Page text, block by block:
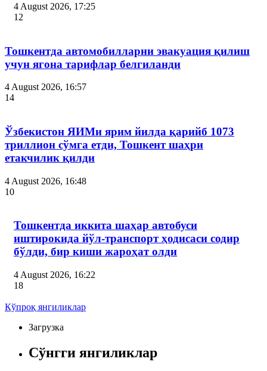
4 August 2026, 17:25
12
Тошкентда автомобилларни эвакуация қилиш
учун ягона тарифлар белгиланди
4 August 2026, 16:57
14
Ўзбекистон ЯИМи ярим йилда қарийб 1073
триллион сўмга етди, Тошкент шаҳри
етакчилик қилди
4 August 2026, 16:48
10
Тошкентда иккита шаҳар автобуси
иштирокида йўл-транспорт ҳодисаси содир
бўлди, бир киши жароҳат олди
4 August 2026, 16:22
18
Кўпроқ янгиликлар
Загрузка
Сўнгги янгиликлар